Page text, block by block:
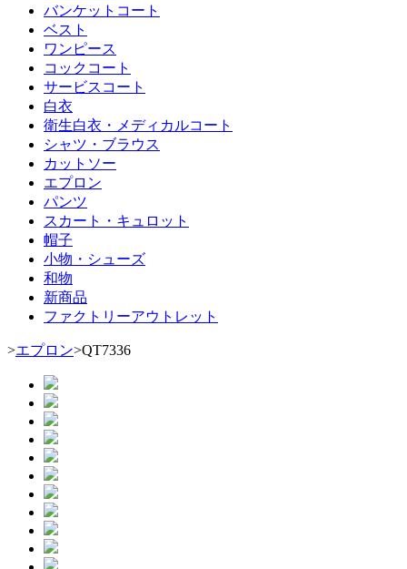
バンケットコート
ベスト
ワンピース
コックコート
サービスコート
白衣
衛生白衣・メディカルコート
シャツ・ブラウス
カットソー
エプロン
パンツ
スカート・キュロット
帽子
小物・シューズ
和物
新商品
ファクトリーアウトレット
>エプロン>QT7336